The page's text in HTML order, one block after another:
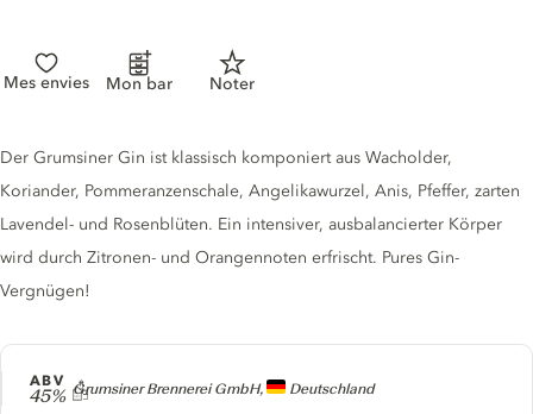
Mes envies Mon bar Noter
Producer
Grumsiner Brennerei GmbH, Deutschland
ABV
45%
Gin description
Der Grumsiner Gin ist klassisch komponiert aus Wacholder,
Koriander, Pommeranzenschale, Angelikawurzel, Anis, Pfeffer, zarten
Lavendel- und Rosenblüten. Ein intensiver, ausbalancierter Körper
wird durch Zitronen- und Orangennoten erfrischt. Pures Gin-
Vergnügen!